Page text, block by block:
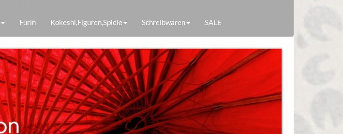
Furin Kokeshi,Figuren,Spiele Schreibwaren SALE